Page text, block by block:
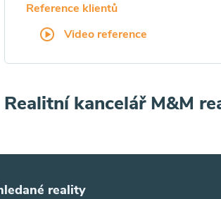
Reference klientů
Video reference
Realitní kancelář M&M
reality